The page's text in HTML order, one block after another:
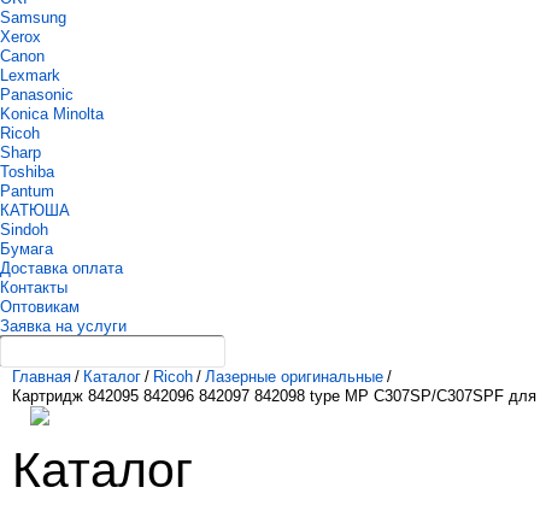
Samsung
Xerox
Canon
Lexmark
Panasonic
Konica Minolta
Ricoh
Sharp
Toshiba
Pantum
КАТЮША
Sindoh
Бумага
Доставка оплата
Контакты
Оптовикам
Заявка на услуги
Главная / Каталог / Ricoh / Лазерные оригинальные /
Картридж 842095 842096 842097 842098 type MP C307SP/C307SPF
Каталог